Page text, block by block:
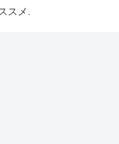
スメ.